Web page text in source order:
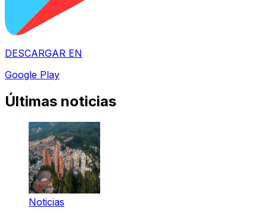
DESCARGAR EN
Google Play
Últimas noticias
Noticias